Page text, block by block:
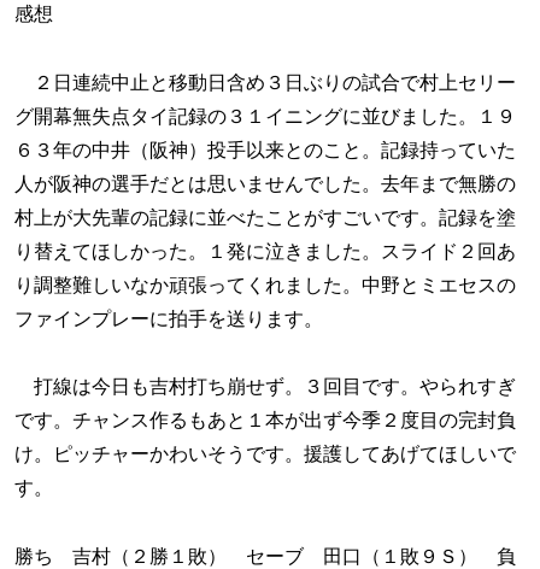
感想
２日連続中止と移動日含め３日ぶりの試合で村上セリー
グ開幕無失点タイ記録の３１イニングに並びました。１９
６３年の中井（阪神）投手以来とのこと。記録持っていた
人が阪神の選手だとは思いませんでした。去年まで無勝の
村上が大先輩の記録に並べたことがすごいです。記録を塗
り替えてほしかった。１発に泣きました。スライド２回あ
り調整難しいなか頑張ってくれました。中野とミエセスの
ファインプレーに拍手を送ります。
打線は今日も吉村打ち崩せず。３回目です。やられすぎ
です。チャンス作るもあと１本が出ず今季２度目の完封負
け。ピッチャーかわいそうです。援護してあげてほしいで
す。
勝ち 吉村（２勝１敗） セーブ 田口（１敗９Ｓ） 負